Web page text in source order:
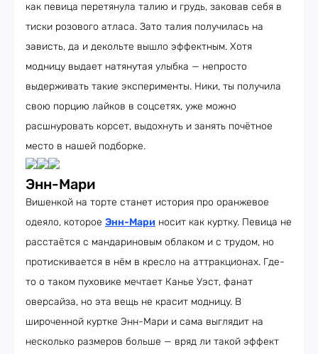
как певица перетянула талию и грудь, заковав себя в
тиски розового атласа. Зато талия получилась на
зависть, да и декольте вышло эффектным. Хотя
модницу выдает натянутая улыбка — непросто
выдерживать такие эксперименты. Ники, ты получила
свою порцию лайков в соцсетях, уже можно
расшнуровать корсет, выдохнуть и занять почётное
место в нашей подборке.
Энн-Мари
Вишенкой на торте станет история про оранжевое
одеяло, которое Энн-Мари носит как куртку. Певица не
расстаётся с мандариновым облаком и с трудом, но
протискивается в нём в кресло на аттракционах. Где-
то о таком пуховике мечтает Канье Уэст, фанат
оверсайза, но эта вещь не красит модницу. В
широченной куртке Энн-Мари и сама выглядит на
несколько размеров больше — вряд ли такой эффект